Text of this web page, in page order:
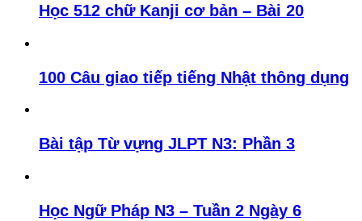
Học 512 chữ Kanji cơ bản – Bài 20
100 Câu giao tiếp tiếng Nhật thông dụng
Bài tập Từ vựng JLPT N3: Phần 3
Học Ngữ Pháp N3 – Tuần 2 Ngày 6